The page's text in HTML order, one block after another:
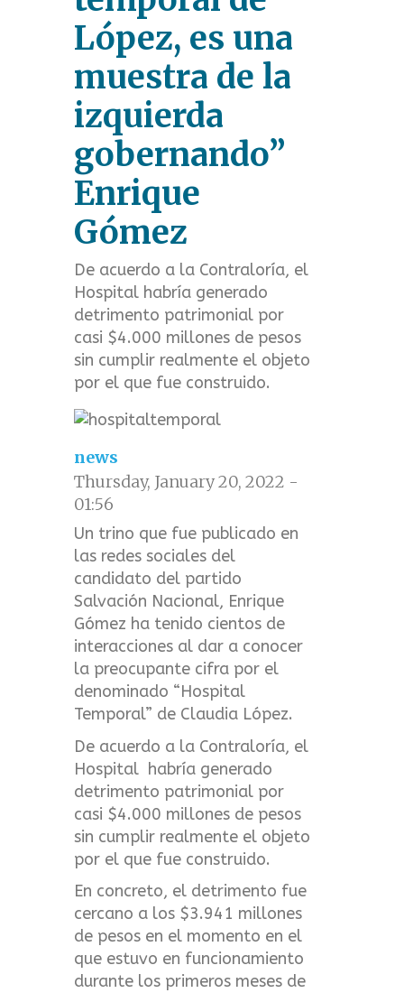
López, es una
muestra de la
izquierda
gobernando”
Enrique
Gómez
De acuerdo a la Contraloría, el
Hospital habría generado
detrimento patrimonial por
casi $4.000 millones de pesos
sin cumplir realmente el objeto
por el que fue construido.
news
Thursday, January 20, 2022 -
01:56
Un trino que fue publicado en
las redes sociales del
candidato del partido
Salvación Nacional, Enrique
Gómez ha tenido cientos de
interacciones al dar a conocer
la preocupante cifra por el
denominado “Hospital
Temporal” de Claudia López.
De acuerdo a la Contraloría, el
Hospital habría generado
detrimento patrimonial por
casi $4.000 millones de pesos
sin cumplir realmente el objeto
por el que fue construido.
En concreto, el detrimento fue
cercano a los $3.941 millones
de pesos en el momento en el
que estuvo en funcionamiento
durante los primeros meses de